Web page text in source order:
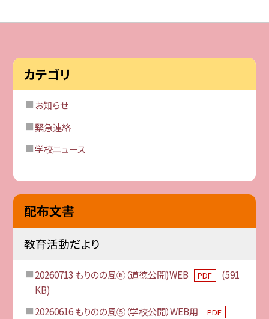
カテゴリ
お知らせ
緊急連絡
学校ニュース
配布文書
教育活動だより
20260713 もりのの風⑥（道徳公開)WEB PDF
(591
KB)
20260616 もりのの風⑤（学校公開）WEB用
PDF